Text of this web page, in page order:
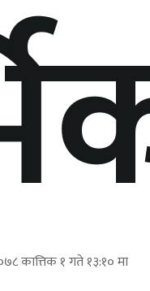
कात्तिक १ गते १३:१० मा